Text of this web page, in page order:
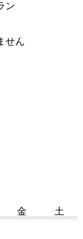
ン
せん
金 土